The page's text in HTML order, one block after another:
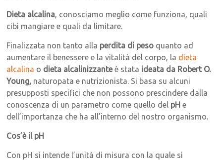
Dieta alcalina, conosciamo meglio come funziona, quali
cibi mangiare e quali da limitare.
Finalizzata non tanto alla perdita di peso quanto ad
aumentare il benessere e la vitalità del corpo, la dieta
alcalina o dieta alcalinizzanteè stata ideata da Robert O.
Young, naturopata e nutrizionista. Si basa su alcuni
presupposti specifici che non possono prescindere dalla
conoscenza di un parametro come quello del pH e
dell’importanza che ha all’interno del nostro organismo.
Cos’è il pH
Con pH si intende l’unità di misura con la quale si